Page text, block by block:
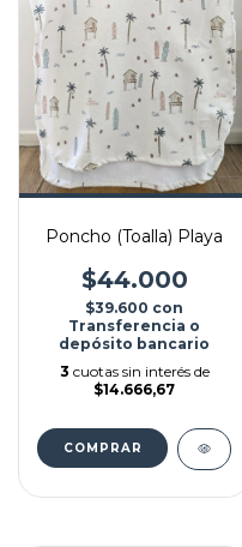
Poncho (Toalla) Playa
$44.000
$39.600 con
Transferencia o
depósito bancario
3 cuotas sin interés de
$14.666,67
COMPRAR